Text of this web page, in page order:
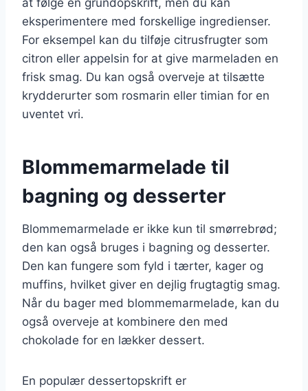
eksperimentere med forskellige ingredienser.
For eksempel kan du tilføje citrusfrugter som
citron eller appelsin for at give marmeladen en
frisk smag. Du kan også overveje at tilsætte
krydderurter som rosmarin eller timian for en
uventet vri.
Blommemarmelade til
bagning og desserter
Blommemarmelade er ikke kun til smørrebrød;
den kan også bruges i bagning og desserter.
Den kan fungere som fyld i tærter, kager og
muffins, hvilket giver en dejlig frugtagtig smag.
Når du bager med blommemarmelade, kan du
også overveje at kombinere den med
chokolade for en lækker dessert.
En populær dessertopskrift er